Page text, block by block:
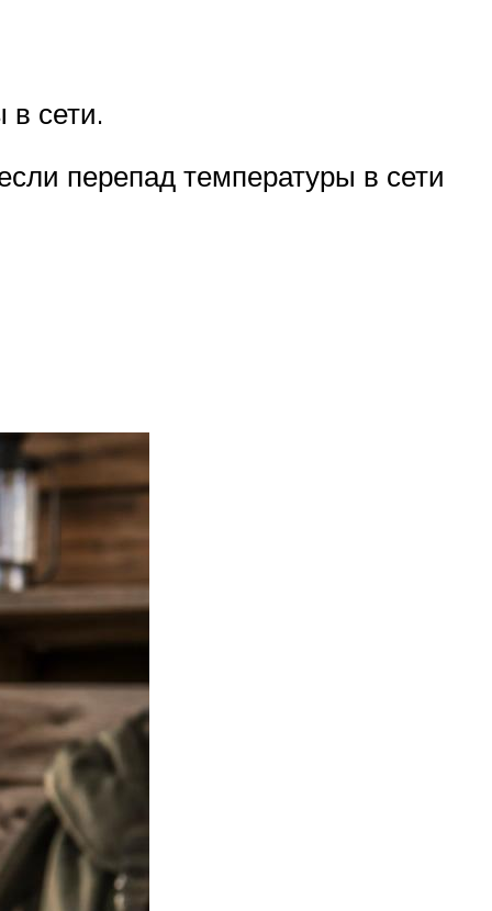
в сети.
перепад температуры в сети